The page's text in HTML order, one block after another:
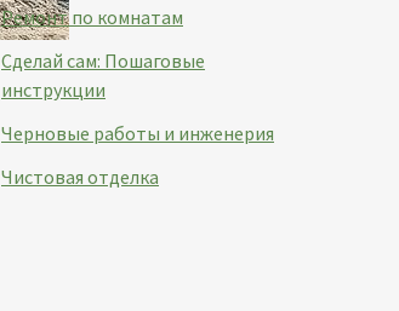
Ремонт по комнатам
Сделай сам: Пошаговые
инструкции
Черновые работы и инженерия
Чистовая отделка